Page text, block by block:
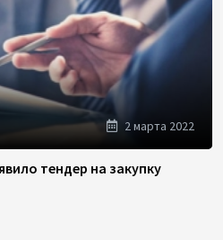
2 марта 2022
тендер на закупку